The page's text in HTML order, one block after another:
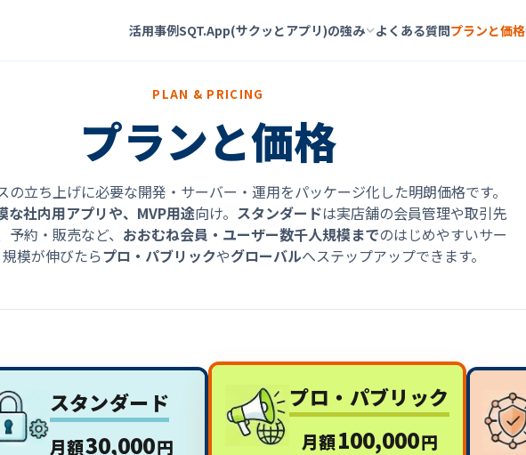
活用事例SQT.App(サクッとアプリ)の強み よくある質問プランと価格
PLAN & PRICING
プランと価格
の立ち上げに必要な開発・サーバー・運用をパッケージ化した明朗価格です。
な社内用アプリや、MVP用途向け。 スタンダードは実店舗の会員管理や取引先
約・販売など、 おおむね会員・ユーザー数千人規模までのはじめやすいサー
模が伸びたらプロ・パブリックやグローバルへステップアップできます。
スタンダード
月額30,000円
プロ・パブリック
月額100,000円